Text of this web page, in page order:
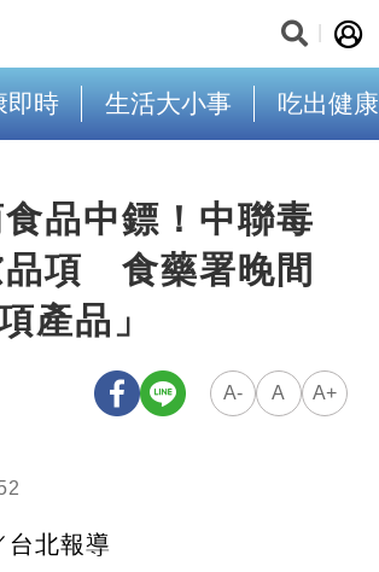
即時 生活大小事 吃出健康
品中鏢！中聯毒
品項 食藥署晚間
產品」
A- A A+
台北報導